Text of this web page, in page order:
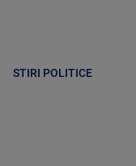
STIRI POLITICE